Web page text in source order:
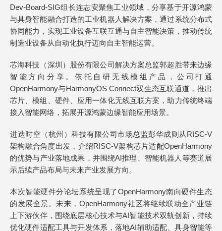
Dev-Board-SIG组长连志安聚焦工业领域，分享基于开源鸿蒙
与具身智能融合打造的工业机器人解决方案，通过系统分布式
协同能力，实现工业设备互联互通与自主智能决策，推动传统
制造业设备从自动化执行迈向自主智能运营。
芯海科技（深圳）股份有限公司解决方案总监郭超胜带来边缘
智能方向分享。依托自研无线模组产品，公司打通
OpenHarmony与HarmonyOS Connect双生态互联通道，推出
芯片、模组、硬件、应用一体化无线互联方案，助力传统终端
接入智能网络，拓展开源鸿蒙边缘智能应用场景。
进迭时空（杭州）科技有限公司市场总监彭华成则从RISC-V
架构融合角度出发，介绍RISC-V架构芯片适配OpenHarmony
的优势与产业落地成果，并围绕AI推理、智能机器人等赛道展
示后续产品布局与未来产业发展方向。
本次智能硬件分论坛系统呈现了OpenHarmony南向硬件生态
的发展全景。未来，OpenHarmony社区将继续联动全产业链
上下游伙伴，围绕底层核心技术与AI智能技术双轨创新，持续
优化硬件适配工具与开发体系，落地AI辅助适配、具身智能等